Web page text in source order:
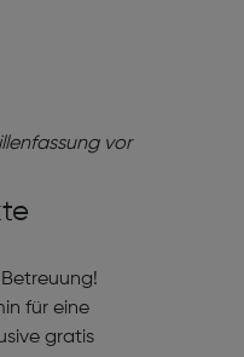
für eine
gratis